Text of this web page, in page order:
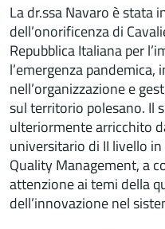
La dr.ssa Navaro è stata
dell’onorificenza di
Repubblica Italiana per
l’emergenza pandemica,
nell’organizzazione e
sul territorio polesano. Il
ulteriormente arricchito
universitario di II livello
Quality Management, a
attenzione ai temi della
dell’innovazione nel